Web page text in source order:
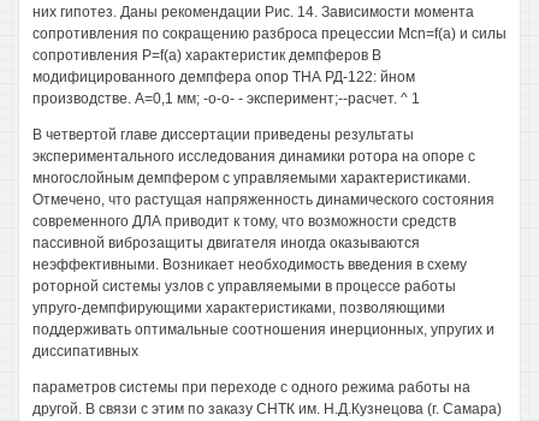
них гипотез. Даны рекомендации Рис. 14. Зависимости момента
сопротивления по сокращению разброса прецессии Mcn=f(a) и силы
сопротивления P=f(a) характеристик демпферов В
модифицированного демпфера опор ТНА РД-122: йном
производстве. А=0,1 мм; -о-о- - эксперимент;--расчет. ^ 1
В четвертой главе диссертации приведены результаты
экспериментального исследования динамики ротора на опоре с
многослойным демпфером с управляемыми характеристиками.
Отмечено, что растущая напряженность динамического состояния
современного ДЛА приводит к тому, что возможности средств
пассивной виброзащиты двигателя иногда оказываются
неэффективными. Возникает необходимость введения в схему
роторной системы узлов с управляемыми в процессе работы
упруго-демпфирующими характеристиками, позволяющими
поддерживать оптимальные соотношения инерционных, упругих и
диссипативных
параметров системы при переходе с одного режима работы на
другой. В связи с этим по заказу СНТК им. Н.Д.Кузнецова (г. Самара)